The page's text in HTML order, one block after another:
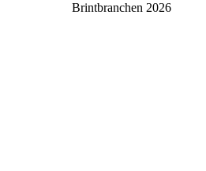
Brintbranchen 2026